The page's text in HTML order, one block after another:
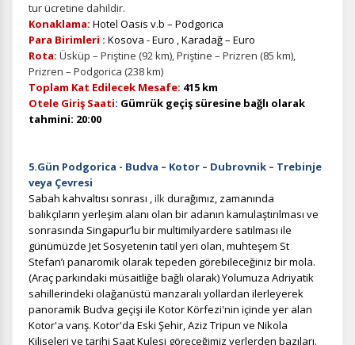
tur ücretine dahildir.
Konaklama: Hotel Oasis v.b – Podgorica
Para Birimleri : Kosova - Euro , Karadağ – Euro
Rota: Üsküp – Priştine (92 km), Priştine – Prizren (85 km),
Prizren – Podgorica (238 km)
Toplam Kat Edilecek Mesafe: 415 km
Otele Giriş Saati: Gümrük geçiş süresine bağlı olarak
tahmini: 20:00
5.Gün Podgorica - Budva – Kotor – Dubrovnik – Trebinje
veya Çevresi
Sabah kahvaltısı sonrası ,ilkdurağımız, zamanında
balıkçıların yerleşim alanı olan bir adanın kamulaştırılması ve
sonrasında Singapur’lu bir multimilyardere satılması ile
günümüzde Jet Sosyetenin tatil yeri olan, muhteşem St
Stefan’ı panaromik olarak tepeden görebileceğiniz bir mola.
(Araç parkındaki müsaitliğe bağlı olarak) Yolumuza Adriyatik
sahillerindeki olağanüstü manzaralı yollardan ilerleyerek
panoramik Budva geçişi ile Kotor Körfezi'nin içinde yer alan
Kotor'a varış. Kotor'da Eski Şehir, Aziz Tripun ve Nikola
Kiliseleri ve tarihi Saat Kulesi göreceğimiz yerlerden bazıları.